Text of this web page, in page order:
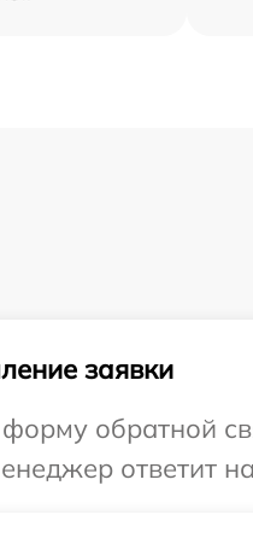
заявки
обратной
ответит